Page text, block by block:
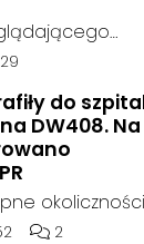
sieci Dino, do
zgłosił się
doszło w
Honda
w
do
DW408. Na
okoliczności
do
Liczba
2